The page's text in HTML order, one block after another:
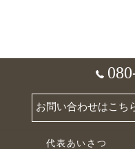
お問い合わせはこち
代表あいさつ